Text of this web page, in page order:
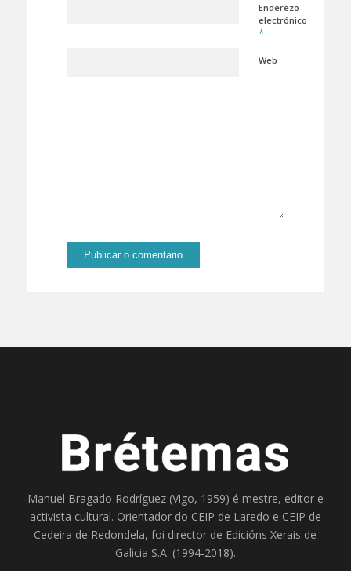
Enderezo
electrónico
*
Web
Manuel Bragado Rodríguez (Vigo, 1959) é mestre, editor e
activista cultural. Orientador do CEIP de Laredo e CEIP de
Cedeira de Redondela, foi director de Edicións Xerais de
Galicia S.A. (1994-2018).